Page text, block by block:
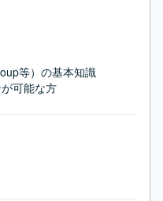
等）の基本知識
可能な方